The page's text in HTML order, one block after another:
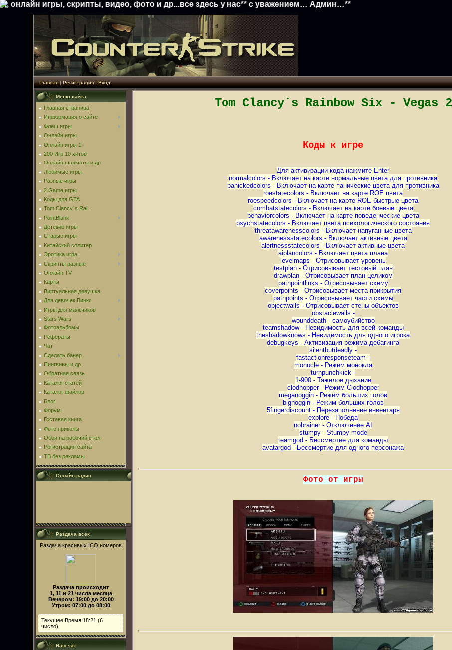
скрипты, видео, фото и др...все здесь у нас** с уважением… Админ…**
Главная|Регистрация|Вход
Меню сайта
Главная страница
Информация о сайте
Флеш игры
Онлайн игры
Онлайн игры 1
200 Игр 10 хитов
Онлайн шахматы и др
Любимые игры
Разные игры
2 Game игры
Коды для GTA
Tom Clancy`s Rai...
PointBlank
Детские игры
Старые игры
Китайский солитер
Эротика игра
Скрипты разные
Онлайн TV
Карты
Виртуальная девушка
Для девочек Винкс
Игры для мальчиков
Stars Wars
Фотоальбомы
Рефераты
Чат
Сделать банер
Пингвины и др
Обратная связь
Каталог статей
Каталог файлов
Блог
Форум
Гостевая книга
Фото приколы
Обои на рабочий стол
Регистрация сайта
ТВ без рекламы
Онлайн радио
Раздача асек
Раздача красивых ICQ номеров
Раздача происходит
1, 11 и 21 числа месяца
Вечером: 19:00 до 20:00
Утром: 07:00 до 08:00
Текущее Время:18:21 (6
число)
Наш чат
Tom Clancy`s Rainbow Six - Vegas 2
Коды к игре
Для активизации кода нажмите Enter
normalcolors - Включает на карте нормальные цвета для противника
panickedcolors - Включает на карте панические цвета для противника
roestatecolors - Включает на карте ROE цвета
roespeedcolors - Включает на карте ROE быстрые цвета
combatstatecolors - Включает на карте боевые цвета
behaviorcolors - Включает на карте поведенческие цвета
psychstatecolors - Включает цвета психологического состояния
threatawarenesscolors - Включает напуганные цвета
awarenessstatecolors - Включает активные цвета
alertnessstatecolors - Включает активные цвета
aiplancolors - Включает цвета плана
levelmaps - Отрисовывает уровень
testplan - Отрисовывает тестовый план
drawplan - Отрисовывает план целиком
pathpointlinks - Отрисовывает схему
coverpoints - Отрисовывает места прикрытия
pathpoints - Отрисовывает части схемы
objectwalls - Отрисовывает стены объектов
obstaclewalls -
wounddeath - самоубийство
teamshadow - Невидимость для всей команды
theshadowknows - Невидимость для одного игрока
debugkeys - Активизация режима дебагинга
silentbutdeadly -
fastactionresponseteam -
monocle - Режим монокля
turnpunchkick -
1-900 - Тяжелое дыхание
clodhopper - Режим Clodhopper
meganoggin - Режим больших голов
bignoggin - Режим больших голов
5fingerdiscount - Перезаполнение инвентаря
explore - Победа
nobrainer - Отключение AI
stumpy - Stumpy mode
teamgod - Бессмертие для команды
avatargod - Бессмертие для одного персонажа
Фото от игры